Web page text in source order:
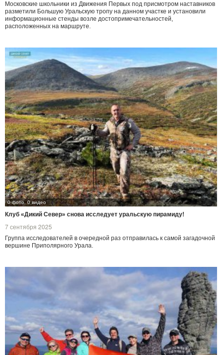
Московские школьники из Движения Первых под присмотром наставников
разметили Большую Уральскую тропу на данном участке и установили
информационные стенды возле достопримечательностей,
расположенных на маршруте.
0 фото, 0 видео
Клуб «Дикий Север» снова исследует уральскую пирамиду!
7 сентября 2025
Группа исследователей в очередной раз отправилась к самой загадочной
вершине Приполярного Урала.